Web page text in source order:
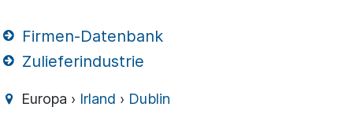
Firmen-Datenbank
Zulieferindustrie
Europa › Irland › Dublin